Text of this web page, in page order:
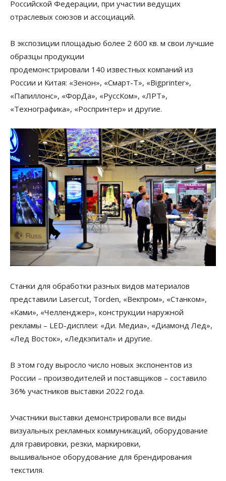
Российской Федерации, при участии ведущих
отраслевых союзов и ассоциаций.
В экспозиции площадью более 2 600 кв. м свои лучшие
образцы продукции
продемонстрировали 140 известных компаний из
России и Китая: «Зенон», «Смарт-Т», «Bigprinter»,
«Папиллонс», «ФорДа», «РуссКом», «ЛРТ»,
«Технографика», «Роспринтер» и другие.
Станки для обработки разных видов материалов
представили Lasercut, Torden, «Векпром», «Станком»,
«Ками», «Челленджер», конструкции наружной
рекламы – LED-дисплеи: «Ди. Медиа», «Диамонд Лед»,
«Лед Восток», «Ледкэпитал» и другие.
В этом году выросло число новых экспонентов из
России – производителей и поставщиков – составило
36% участников выставки 2022 года.
Участники выставки демонстрировали все виды
визуальных рекламных коммуникаций, оборудование
для гравировки, резки, маркировки,
вышивальное оборудование для брендирования
текстиля.